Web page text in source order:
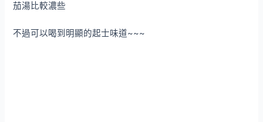
茄湯比較濃些
不過可以喝到明顯的起士味道~~~